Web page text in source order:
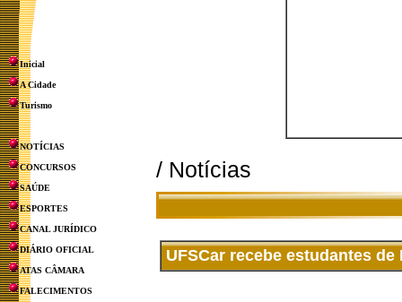
Inicial
A Cidade
Turismo
NOTÍCIAS
CONCURSOS
SAÚDE
ESPORTES
CANAL JURÍDICO
DIÁRIO OFICIAL
ATAS CÂMARA
FALECIMENTOS
/ Notícias
UFSCar recebe estudantes